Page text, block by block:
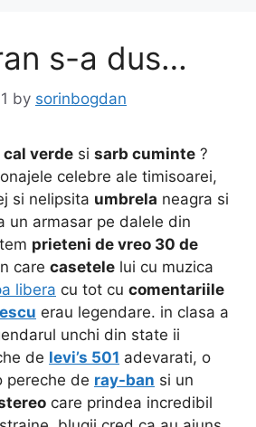
s-a dus…
by sorinbogdan
cal verde si sarb cuminte ?
celebre ale timisoarei,
si nelipsita umbrela neagra si
un armasar pe dalele din
prieteni de vreo 30 de
care casetele lui cu muzica
libera cu tot cu comentariile
erau legendare. in clasa a
unchi din state ii
de levi’s 501 adevarati, o
pereche de ray-ban si un
care prindea incredibil